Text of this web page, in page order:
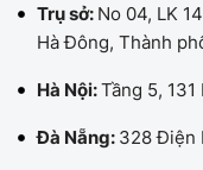
Trụ sở: No 04, LK
Hà Đông, Thành
Hà Nội:Tầng 5,
Đà Nẵng: 328 Điện